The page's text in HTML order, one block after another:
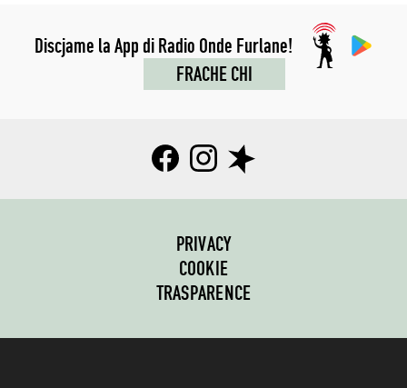
Discjame la App di Radio Onde Furlane!
FRACHE CHI
PRIVACY
COOKIE
TRASPARENCE